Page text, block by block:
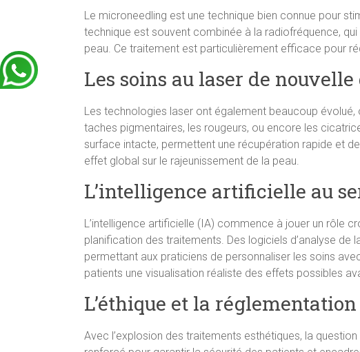
Le microneedling est une technique bien connue pour
technique est souvent combinée à la radiofréquence,
peau. Ce traitement est particulièrement efficace pour
Les soins au laser de
Les technologies laser ont également beaucoup
taches pigmentaires, les rougeurs, ou encore les
surface intacte, permettent une récupération rapide et
effet global sur le rajeunissement de la peau.
L’intelligence artificielle au
L’intelligence artificielle (IA) commence à jouer un rôle
planification des traitements. Des logiciels d’analyse de
permettant aux praticiens de personnaliser les soins
patients une visualisation réaliste des effets possibles
L’éthique et la
Avec l’explosion des traitements esthétiques, la